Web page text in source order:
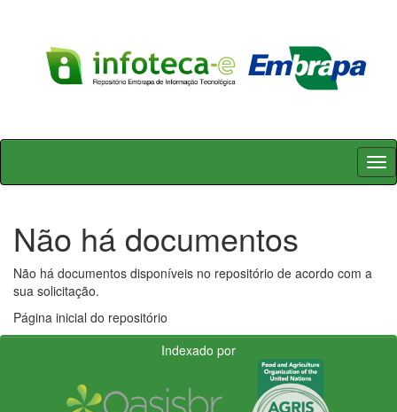
Skip
Não há documentos
Não há documentos disponíveis no repositório de acordo com a
sua solicitação.
Página inicial do repositório
Indexado por